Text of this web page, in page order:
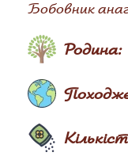
Бобовник
Родина: